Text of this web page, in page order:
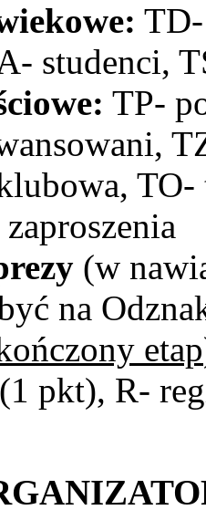
studenci,
TP-
TO-
(w
na
etap
pkt), R-